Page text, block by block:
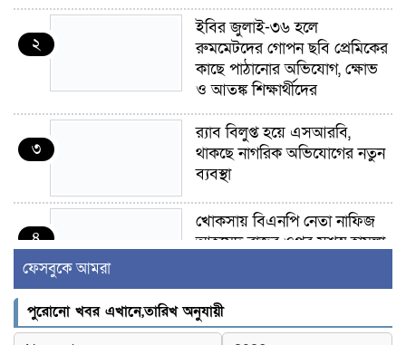
২
ইবির জুলাই-৩৬ হলে
রুমমেটদের গোপন ছবি প্রেমিকের
কাছে পাঠানোর অভিযোগ, ক্ষোভ
ও আতঙ্ক শিক্ষার্থীদের
৩
র‍্যাব বিলুপ্ত হয়ে এসআরবি,
থাকছে নাগরিক অভিযোগের নতুন
ব্যবস্থা
৪
খোকসায় বিএনপি নেতা নাফিজ
আহমেদ রাজুর ওপর সশস্ত্র হামলা,
৫
সাঈদীর ছবিতে জুতা
নিক্ষেপকারীরা ‘জারজ সন্তান’:
ফেসবুকে আমরা
পুরোনো খবর এখানে,তারিখ অনুযায়ী